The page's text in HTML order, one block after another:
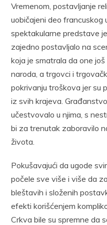
Vremenom, postavljanje
uobičajeni deo francuskog
spektakularne predstave
zajedno postavljalo na
koja je smatrala da one
naroda, a trgovci i
pokrivanju troškova jer su
iz svih krajeva.
učestvovalo u njima, s
bi za trenutak zaboravilo
života.
Pokušavajući da ugode
počele sve više i više da
bleštavih i složenih
efekti korišćenjem
Crkva bile su spremne da